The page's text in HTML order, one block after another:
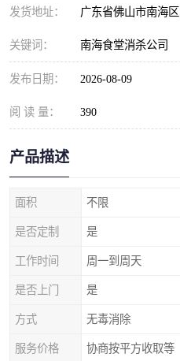
发货地址： 广东省佛山市南海区
关键词： 南海食堂消杀公司
发布日期： 2026-08-09
阅 读 量： 390
产品描述
面积 不限
是否定制 是
工作时间 周一到周天
是否上门 是
方式 无毒消除
服务价格 协商按平方收取等